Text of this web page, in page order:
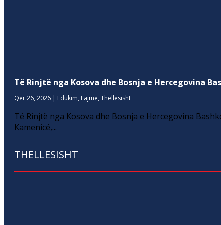
Të Rinjtë nga Kosova dhe Bosnja e Hercegovina
Qer 26, 2026 | Edukim, Lajme, Thellesisht
Të Rinjtë nga Kosova dhe Bosnja e Hercegovina
Kamenicë,...
THELLESISHT